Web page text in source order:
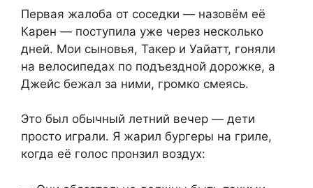
Первая жалоба от соседки — назовём её
Карен — поступила уже через несколько
дней. Мои сыновья, Такер и Уайатт, гоняли
на велосипедах по подъездной дорожке, а
Джейс бежал за ними, громко смеясь.
Это был обычный летний вечер — дети
просто играли. Я жарил бургеры на гриле,
когда её голос пронзил воздух: